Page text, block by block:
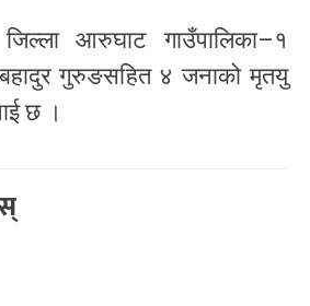
आरुघाट गाउँपालिका–१
गुरुङसहित ४ जनाको मृतयु
छ ।